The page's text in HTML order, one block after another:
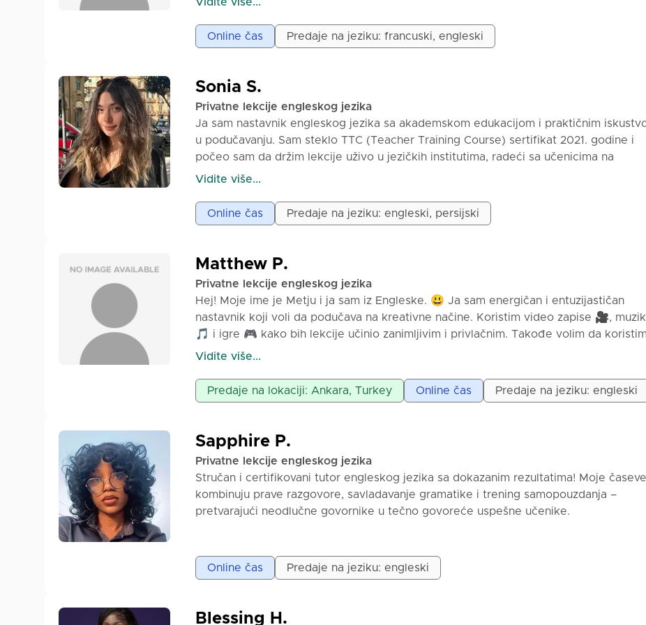
kontrolne radove, polaganje mature i sticanja diplome. 📚 Moje časove prilagođavam
nivou i potrebama svakog učenika.
📚 Nudim praktične vežbe, govorne situacije i jednostavne metode za bolje
da omogućim učeniku da stekne samopouzdanje i brzo napravi napredak, čineći
časove jasnima i motivišućim. Časovi dostupni online.
Online čas Predaje na jeziku: francuski, engleski
Sonia S.
Privatne lekcije engleskog jezika
Ja sam nastavnik engleskog jezika sa akademskom edukacijom i praktičnim
u podučavanju. Sam steklo TTC (Teacher Training Course) sertifikat 2021. godine i
počeo sam da držim lekcije uživo u jezičkih institutima, radeći sa učenicima na
različitim nivoima. Godine 2023. postigao sam IELTS rezultat od 7.5, što me navelo
iskustvo u podučavanju četiri IELTS veštine – govor, pisanje, čitanje i slušanje – sa
pažnjom na format ispita i efikasne strategije. Moje lekcije su organizovane,
dizajniram lekcije koje se fokusiraju na postepeno unapređenje kroz praksu i
engleskog jezika, upoznati se sa IELTS ispitom i razviti bolje navike učenja za
kontinuirani napredak.
Vidite više...
Online čas Predaje na jeziku: engleski, persijski
Matthew P.
Privatne lekcije engleskog jezika
Hej! Moje ime je Metju i ja sam iz Engleske. 😃 Ja sam energičan i entuzijastičan
nastavnik koji voli da podučava na kreativne načine. Koristim video zapise 🎥,
🎵 i igre 🎮 kako bih lekcije učinio zanimljivim i privlačnim. Takođe volim da koristim
lična interesovanja mojih učenika u svojim lekcijama, što znači da će moji časovi biti
Vidite više...
Predaje na lokaciji: Ankara, Turkey Online čas Predaje na jeziku: engleski
Sapphire P.
Privatne lekcije engleskog jezika
Stručan i certifikovani tutor engleskog jezika sa dokazanim rezultatima! Moje časeve
kombinuju prave razgovore, savladavanje gramatike i trening samopouzdanja –
pretvarajući neodlučne govornike u tečno govoreće uspešne učenike.
Online čas Predaje na jeziku: engleski
Blessing H.